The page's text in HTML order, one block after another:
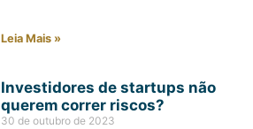
Leia Mais »
Investidores de startups não
querem correr riscos?
30 de outubro de 2023